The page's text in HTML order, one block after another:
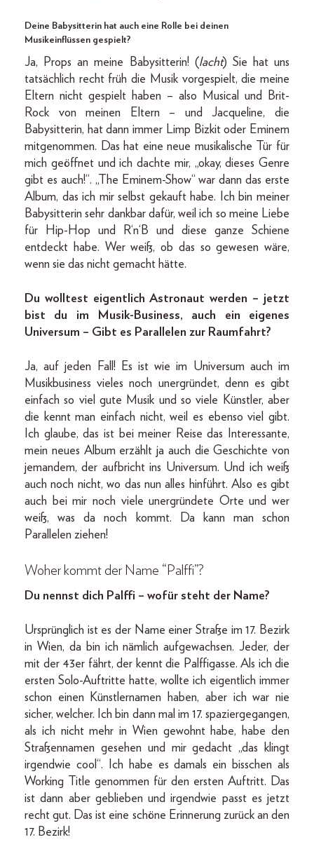
Deine Babysitterin hat auch eine Rolle bei deinen
Musikeinflüssen gespielt?
Ja, Props an meine Babysitterin! (lacht) Sie hat uns
tatsächlich recht früh die Musik vorgespielt, die meine
Eltern nicht gespielt haben – also Musical und Brit-
Rock von meinen Eltern – und Jacqueline, die
Babysitterin, hat dann immer Limp Bizkit oder Eminem
mitgenommen. Das hat eine neue musikalische Tür für
mich geöffnet und ich dachte mir, „okay, dieses Genre
gibt es auch!“. „The Eminem-Show“ war dann das erste
Album, das ich mir selbst gekauft habe. Ich bin meiner
Babysitterin sehr dankbar dafür, weil ich so meine Liebe
für Hip-Hop und R‘n‘B und diese ganze Schiene
entdeckt habe. Wer weiß, ob das so gewesen wäre,
wenn sie das nicht gemacht hätte.
Du wolltest eigentlich Astronaut werden – jetzt
bist du im Musik-Business, auch ein eigenes
Universum – Gibt es Parallelen zur Raumfahrt?
Ja, auf jeden Fall! Es ist wie im Universum auch im
Musikbusiness vieles noch unergründet, denn es gibt
einfach so viel gute Musik und so viele Künstler, aber
die kennt man einfach nicht, weil es ebenso viel gibt.
Ich glaube, das ist bei meiner Reise das Interessante,
mein neues Album erzählt ja auch die Geschichte von
jemandem, der aufbricht ins Universum. Und ich weiß
auch noch nicht, wo das nun alles hinführt. Also es gibt
auch bei mir noch viele unergründete Orte und wer
weiß, was da noch kommt. Da kann man schon
Parallelen ziehen!
Woher kommt der Name “Palffi”?
Du nennst dich Palffi – wofür steht der Name?
Ursprünglich ist es der Name einer Straße im 17. Bezirk
in Wien, da bin ich nämlich aufgewachsen. Jeder, der
mit der 43er fährt, der kennt die Palffigasse. Als ich die
ersten Solo-Auftritte hatte, wollte ich eigentlich immer
schon einen Künstlernamen haben, aber ich war nie
sicher, welcher. Ich bin dann mal im 17. spaziergegangen,
als ich nicht mehr in Wien gewohnt habe, habe den
Straßennamen gesehen und mir gedacht „das klingt
irgendwie cool“. Ich habe es damals ein bisschen als
Working Title genommen für den ersten Auftritt. Das
ist dann aber geblieben und irgendwie passt es jetzt
recht gut. Das ist eine schöne Erinnerung zurück an den
17. Bezirk!